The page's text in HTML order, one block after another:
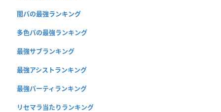
闇パの最強ランキング
多色パの最強ランキング
最強サブランキング
最強アシストランキング
最強パーティランキング
リセマラ当たりランキング